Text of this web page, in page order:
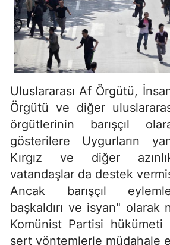
Uluslararası Af Örgütü,
Örgütü ve diğer
örgütlerinin barışçıl
gösterilere Uygurların
Kırgız ve diğer
vatandaşlar da destek
Ancak barışçıl
başkaldırı ve isyan" olarak
Komünist Partisi hükümeti
sert yöntemlerle müdahale